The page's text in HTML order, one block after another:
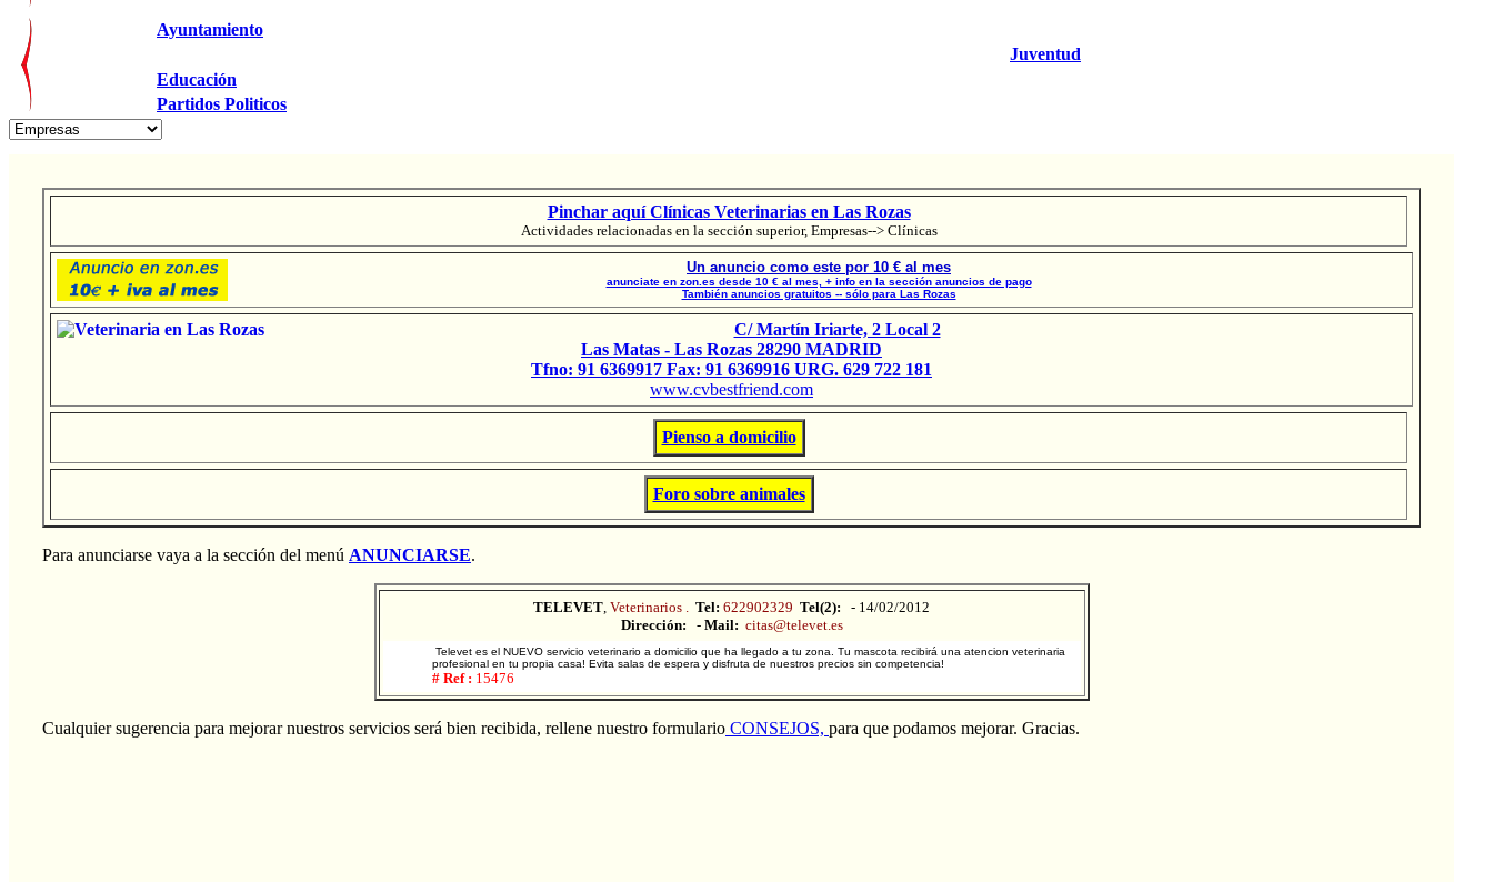
Ayuntamiento
Juventud
Educación
Partidos Politicos
Pinchar aquí Clínicas Veterinarias en Las Rozas
Actividades relacionadas en la sección superior, Empresas--> Clínicas
Un anuncio como este por 10 € al mes
anunciate en zon.es desde 10 € al mes, + info en la sección anuncios de pago
También anuncios gratuitos -- sólo para Las Rozas
C/ Martín Iriarte, 2 Local 2
Las Matas - Las Rozas 28290 MADRID
Tfno: 91 6369917 Fax: 91 6369916 URG. 629 722 181
www.cvbestfriend.com
Pienso a domicilio
Foro sobre animales
Para anunciarse vaya a la sección del menú ANUNCIARSE.
TELEVET, Veterinarios . Tel: 622902329 Tel(2):
- 14/02/2012
Dirección:
- Mail: citas@televet.es
Televet es el NUEVO servicio veterinario a domicilio que ha llegado a tu zona. Tu mascota recibirá una atencion veterinaria
profesional en tu propia casa! Evita salas de espera y disfruta de nuestros precios sin competencia!
# Ref : 15476
Cualquier sugerencia para mejorar nuestros servicios será bien recibida, rellene nuestro formulario CONSEJOS, para que podamos mejorar. Gracias.